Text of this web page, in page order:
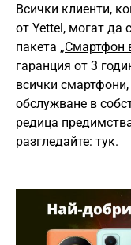
Всички клиенти,
от Yettel, могат да
пакета „Смартфон
гаранция от 3
всички
обслужване в
редица
разгледайте: тук.